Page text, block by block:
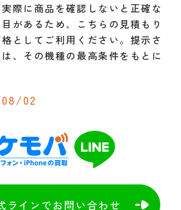
際に商品を確認しないと正確な
があるため、こちらの見積もり
としてご利用ください。提示さ
、その機種の最高条件をもとに
02
ラインでお問い合わせ